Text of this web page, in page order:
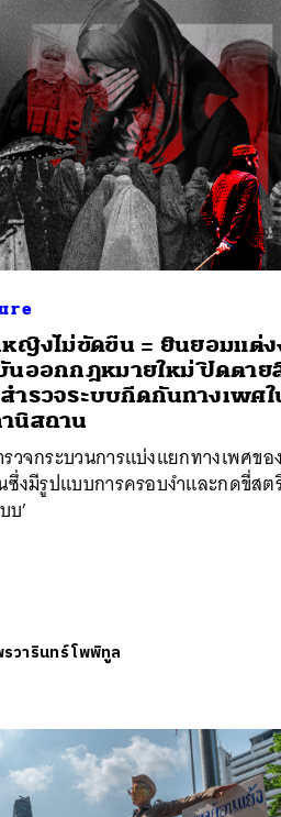
หญิงไม่ขัดขืน = ยินยอมแต่ง
นออกกฎหมายใหม่ ปิดตาย
ำรวจระบบกีดกันทางเพศใ
นิสถาน
วจกระบวนการแบ่งแยกทางเพศขอ
งมีรูปแบบการครอบงำและกดขี่สต
บ’
วารินทร์ โพพิทูล